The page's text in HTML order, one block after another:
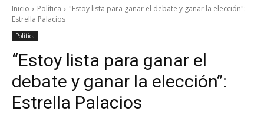
Inicio Política
"Estoy lista para ganar el debate y ganar la elección":
Estrella Palacios
Política
“Estoy lista para ganar el
debate y ganar la elección”:
Estrella Palacios